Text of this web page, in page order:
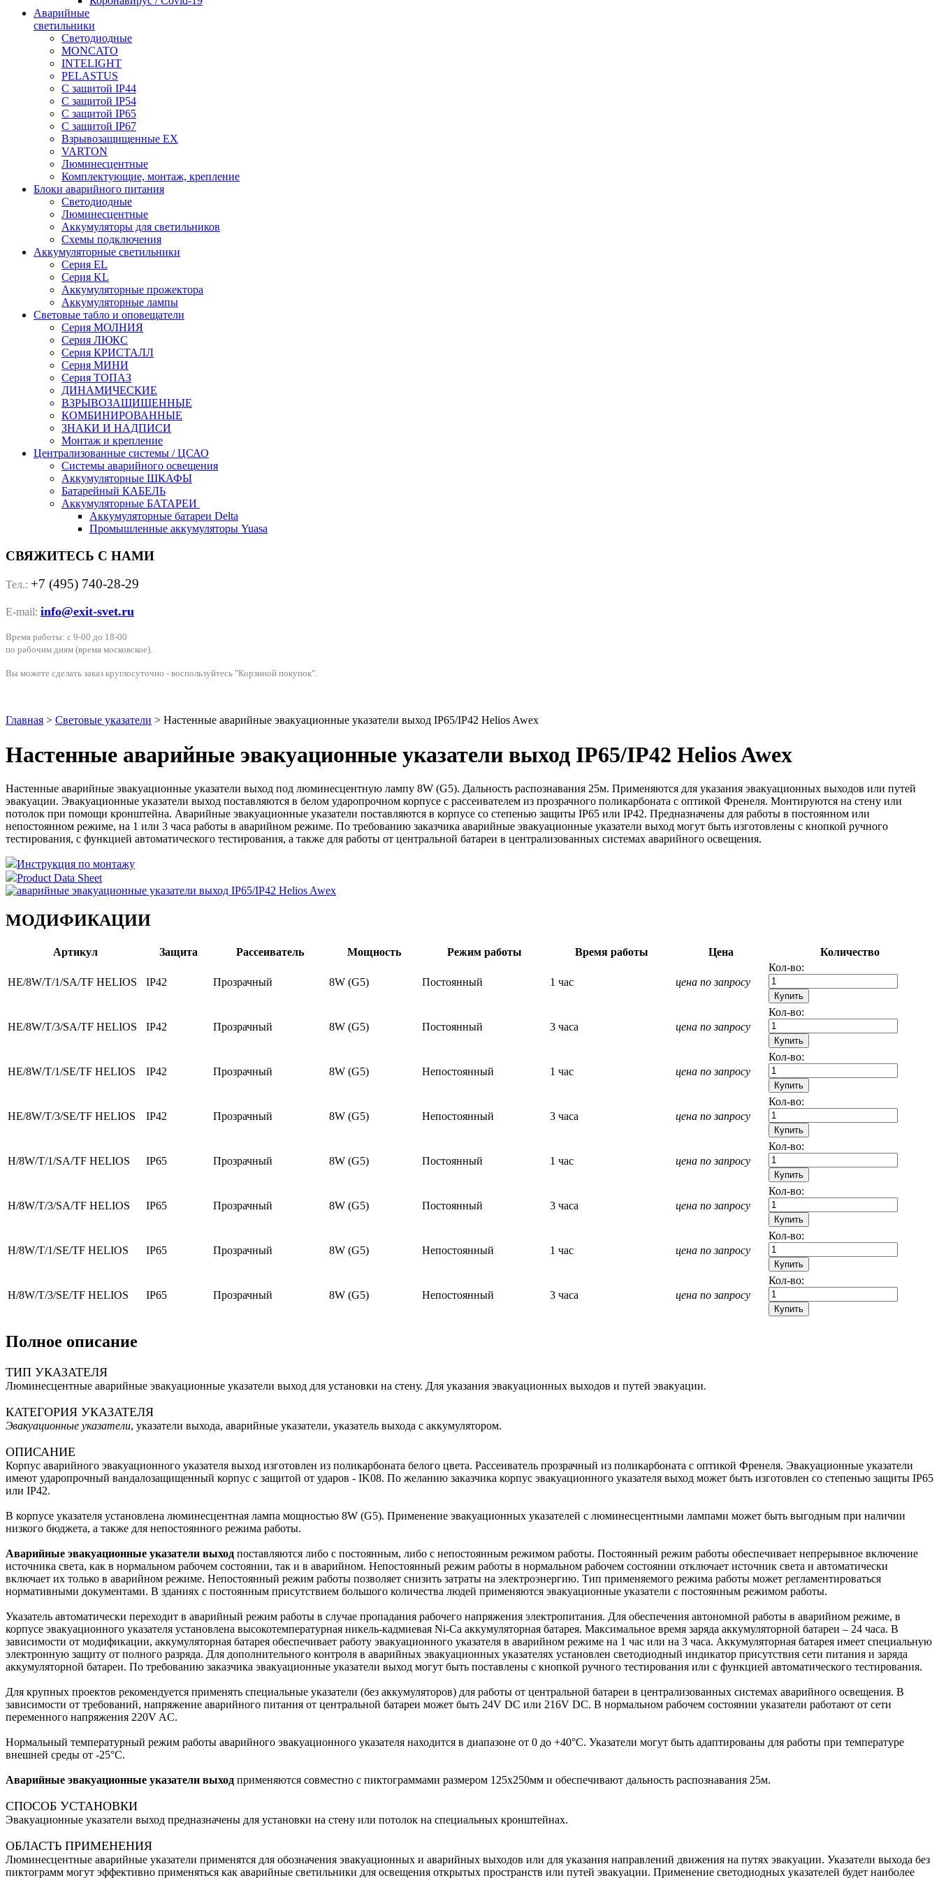
Аварийные
светильники
Светодиодные
MONCATO
INTELIGHT
PELASTUS
С защитой IP44
С защитой IP54
С защитой IP65
С защитой IP67
Взрывозащищенные EX
VARTON
Люминесцентные
Комплектующие, монтаж, крепление
Блоки аварийного питания
Светодиодные
Люминесцентные
Аккумуляторы для светильников
Схемы подключения
Аккумуляторные светильники
Серия EL
Серия KL
Аккумуляторные прожектора
Аккумуляторные лампы
Световые табло и оповещатели
Серия МОЛНИЯ
Серия ЛЮКС
Серия КРИСТАЛЛ
Серия МИНИ
Серия ТОПАЗ
ДИНАМИЧЕСКИЕ
ВЗРЫВОЗАЩИЩЕННЫЕ
КОМБИНИРОВАННЫЕ
ЗНАКИ И НАДПИСИ
Монтаж и крепление
Централизованные системы / ЦСАО
Системы аварийного освещения
Аккумуляторные ШКАФЫ
Батарейный КАБЕЛЬ
Аккумуляторные БАТАРЕИ
Аккумуляторные батареи Delta
Промышленные аккумуляторы Yuasa
СВЯЖИТЕСЬ С НАМИ
Тел.: +7 (495) 740-28-29
E-mail: info@exit-svet.ru
Время работы: с 9-00 до 18-00
по рабочим дням (время московское).
Вы можете сделать заказ круглосуточно - воспользуйтесь "Корзиной покупок".
Главная > Световые указатели > Настенные аварийные эвакуационные указатели выход IP65/IP42 Helios Awex
Настенные аварийные эвакуационные указатели выход IP65/IP42 Helios Awex
Настенные аварийные эвакуационные указатели выход под люминесцентную лампу 8W (G5). Дальность распознавания 25м. Применяются для указания эвакуационных выходов или путей
эвакуации. Эвакуационные указатели выход поставляются в белом ударопрочном корпусе с рассеивателем из прозрачного поликарбоната с оптикой Френеля. Монтируются на стену или
потолок при помощи кронштейна. Аварийные эвакуационные указатели поставляются в корпусе со степенью защиты IP65 или IP42. Предназначены для работы в постоянном или
непостоянном режиме, на 1 или 3 часа работы в аварийном режиме. По требованию заказчика аварийные эвакуационные указатели выход могут быть изготовлены с кнопкой ручного
тестирования, с функцией автоматического тестирования, а также для работы от центральной батареи в централизованных системах аварийного освещения.
Инструкция по монтажу
Product Data Sheet
МОДИФИКАЦИИ
Артикул Защита Рассеиватель Мощность Режим работы Время работы Цена Количество
HE/8W/T/1/SA/TF HELIOS IP42 Прозрачный 8W (G5) Постоянный 1 час цена по запросу
Кол-во:
HE/8W/T/3/SA/TF HELIOS IP42 Прозрачный 8W (G5) Постоянный 3 часа цена по запросу
Кол-во:
HE/8W/T/1/SE/TF HELIOS IP42 Прозрачный 8W (G5) Непостоянный 1 час цена по запросу
Кол-во:
HE/8W/T/3/SE/TF HELIOS IP42 Прозрачный 8W (G5) Непостоянный 3 часа цена по запросу
Кол-во:
H/8W/T/1/SA/TF HELIOS IP65 Прозрачный 8W (G5) Постоянный 1 час цена по запросу
Кол-во:
H/8W/T/3/SA/TF HELIOS IP65 Прозрачный 8W (G5) Постоянный 3 часа цена по запросу
Кол-во:
H/8W/T/1/SE/TF HELIOS IP65 Прозрачный 8W (G5) Непостоянный 1 час цена по запросу
Кол-во:
H/8W/T/3/SE/TF HELIOS IP65 Прозрачный 8W (G5) Непостоянный 3 часа цена по запросу
Кол-во:
Полное описание
ТИП УКАЗАТЕЛЯ
Люминесцентные аварийные эвакуационные указатели выход для установки на стену. Для указания эвакуационных выходов и путей эвакуации.
КАТЕГОРИЯ УКАЗАТЕЛЯ
Эвакуационные указатели, указатели выхода, аварийные указатели, указатель выхода с аккумулятором.
ОПИСАНИЕ
Корпус аварийного эвакуационного указателя выход изготовлен из поликарбоната белого цвета. Рассеиватель прозрачный из поликарбоната с оптикой Френеля. Эвакуационные указатели
имеют ударопрочный вандалозащищенный корпус с защитой от ударов - IK08. По желанию заказчика корпус эвакуационного указателя выход может быть изготовлен со степенью защиты IP65
или IP42.
В корпусе указателя установлена люминесцентная лампа мощностью 8W (G5). Применение эвакуационных указателей с люминесцентными лампами может быть выгодным при наличии
низкого бюджета, а также для непостоянного режима работы.
Аварийные эвакуационные указатели выход поставляются либо с постоянным, либо с непостоянным режимом работы. Постоянный режим работы обеспечивает непрерывное включение
источника света, как в нормальном рабочем состоянии, так и в аварийном. Непостоянный режим работы в нормальном рабочем состоянии отключает источник света и автоматически
включает их только в аварийном режиме. Непостоянный режим работы позволяет снизить затраты на электроэнергию. Тип применяемого режима работы может регламентироваться
нормативными документами. В зданиях с постоянным присутствием большого количества людей применяются эвакуационные указатели с постоянным режимом работы.
Указатель автоматически переходит в аварийный режим работы в случае пропадания рабочего напряжения электропитания. Для обеспечения автономной работы в аварийном режиме, в
корпусе эвакуационного указателя установлена высокотемпературная никель-кадмиевая Ni-Ca аккумуляторная батарея. Максимальное время заряда аккумуляторной батареи – 24 часа. В
зависимости от модификации, аккумуляторная батарея обеспечивает работу эвакуационного указателя в аварийном режиме на 1 час или на 3 часа. Аккумуляторная батарея имеет специальную
электронную защиту от полного разряда. Для дополнительного контроля в аварийных эвакуационных указателях установлен светодиодный индикатор присутствия сети питания и заряда
аккумуляторной батареи. По требованию заказчика эвакуационные указатели выход могут быть поставлены с кнопкой ручного тестирования или с функцией автоматического тестирования.
Для крупных проектов рекомендуется применять специальные указатели (без аккумуляторов) для работы от центральной батареи в централизованных системах аварийного освещения. В
зависимости от требований, напряжение аварийного питания от центральной батареи может быть 24V DC или 216V DC. В нормальном рабочем состоянии указатели работают от сети
переменного напряжения 220V AC.
Нормальный температурный режим работы аварийного эвакуационного указателя находится в диапазоне от 0 до +40°С. Указатели могут быть адаптированы для работы при температуре
внешней среды от -25°С.
Аварийные эвакуационные указатели выход применяются совместно с пиктограммами размером 125х250мм и обеспечивают дальность распознавания 25м.
СПОСОБ УСТАНОВКИ
Эвакуационные указатели выход предназначены для установки на стену или потолок на специальных кронштейнах.
ОБЛАСТЬ ПРИМЕНЕНИЯ
Люминесцентные аварийные указатели применятся для обозначения эвакуационных и аварийных выходов или для указания направлений движения на путях эвакуации. Указатели выхода без
пиктограмм могут эффективно применяться как аварийные светильники для освещения открытых пространств или путей эвакуации. Применение светодиодных указателей будет наиболее